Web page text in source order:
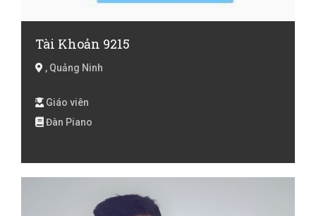
Tài Khoản 9215
, Quảng Ninh
Giáo viên
Đàn Piano